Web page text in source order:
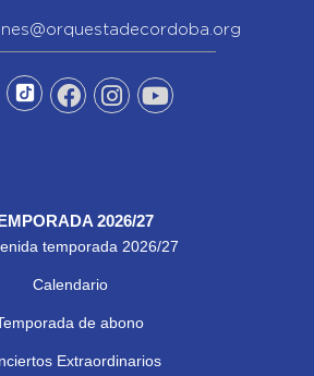
2026/27
temporada 2026/27
Calendario
de abono
Extraordinarios